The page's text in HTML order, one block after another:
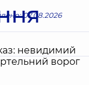
07.08.2026